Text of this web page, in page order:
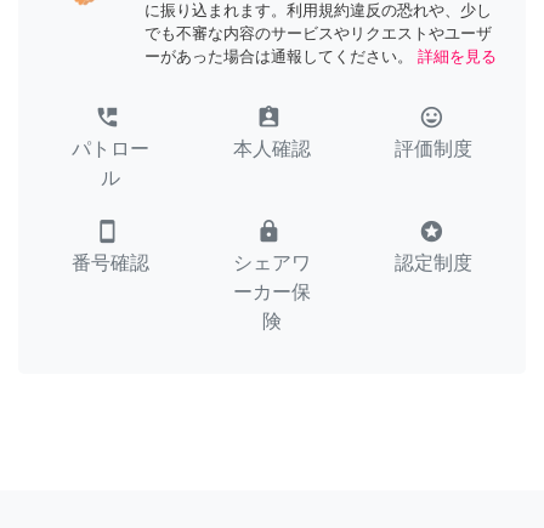
に振り込まれます。利用規約違反の恐れや、少し
でも不審な内容のサービスやリクエストやユーザ
ーがあった場合は通報してください。
詳細を見る
perm_phone_msg
パトロー
ル
assignment_ind
本人確認
tag_faces
評価制度
smartphone
番号確認
lock
シェアワ
ーカー保
険
stars
認定制度